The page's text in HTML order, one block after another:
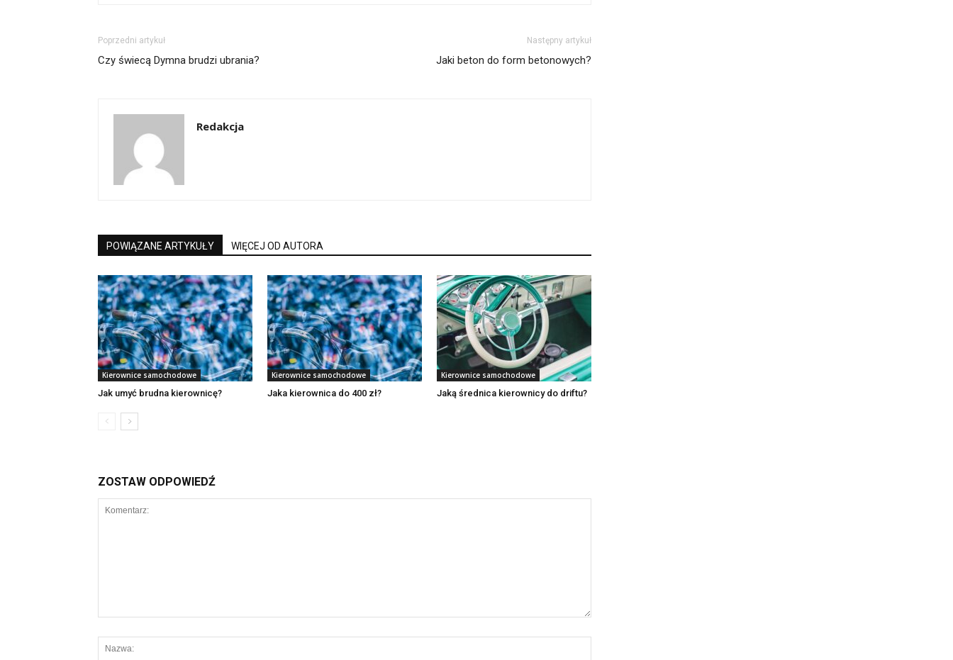
Poprzedni artykuł
Czy świecą Dymna brudzi ubrania?
Następny artykuł
Jaki beton do form betonowych?
Redakcja
POWIĄZANE ARTYKUŁY WIĘCEJ OD AUTORA
Kierownice samochodowe
Jak umyć brudna kierownicę?
Kierownice samochodowe
Jaka kierownica do 400 zł?
Kierownice samochodowe
Jaką średnica kierownicy do driftu?
ZOSTAW ODPOWIEDŹ